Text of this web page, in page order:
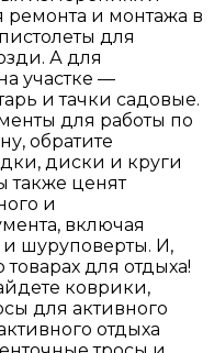
ремонта и монтажа в
для
А для
участке —
и тачки садовые.
для работы по
обратите
диски и круги
также ценят
и
включая
шуруповерты. И,
для отдыха!
коврики,
для активного
отдыха